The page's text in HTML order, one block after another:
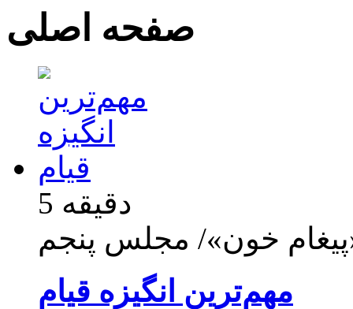
صفحه اصلی
5 دقیقه
خون»/ مجلس پنجم
مهم‌ترین انگیزه قیام